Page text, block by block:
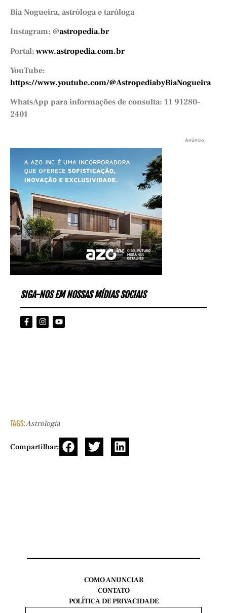
Bia Nogueira, astróloga e taróloga
Instagram: @astropedia.br
Portal: www.astropedia.com.br
YouTube:
https://www.youtube.com/@AstropediabyBiaNogueira
WhatsApp para informações de consulta: 11 91280-
2401
Anúncio
SIGA-NOS EM NOSSAS MÍDIAS SOCIAIS
TAGS:Astrologia
Compartilhar:
COMO ANUNCIAR
CONTATO
POLÍTICA DE PRIVACIDADE